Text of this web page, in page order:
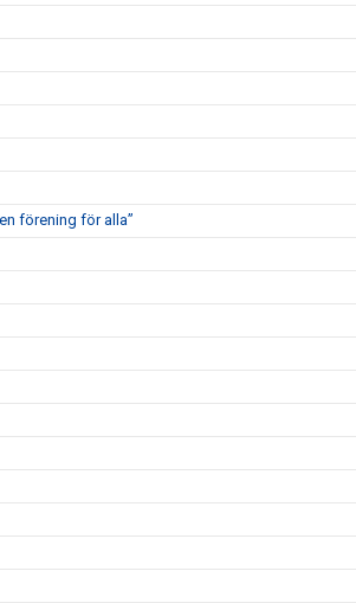
förening för alla”